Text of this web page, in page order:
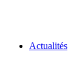
Actualités